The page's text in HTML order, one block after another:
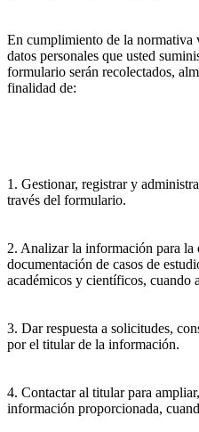
En cumplimiento de la normativa
datos personales que usted
formulario serán recolectados,
finalidad de:
1. Gestionar, registrar y
través del formulario.
2. Analizar la información para la
documentación de casos de
académicos y científicos, cuando
3. Dar respuesta a solicitudes,
por el titular de la información.
4. Contactar al titular para
información proporcionada,